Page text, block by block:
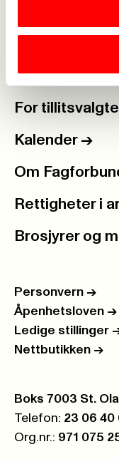
Kontakt oss ->
For tillitsvalgte
Kalender ->
Om
Rettigheter i
Brosjyrer og
Personvern ->
Åpenhetsloven ->
Ledige stillinger -
Nettbutikken ->
Postboks:
Boks 7003 St.
Telefon: 23 06 40
Org.nr.: 971 075